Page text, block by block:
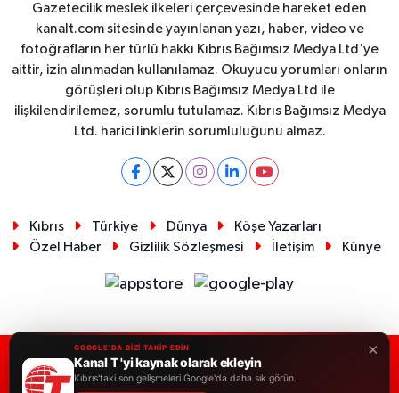
Gazetecilik meslek ilkeleri çerçevesinde hareket eden
kanalt.com sitesinde yayınlanan yazı, haber, video ve
fotoğrafların her türlü hakkı Kıbrıs Bağımsız Medya Ltd'ye
aittir, izin alınmadan kullanılamaz. Okuyucu yorumları onların
görüşleri olup Kıbrıs Bağımsız Medya Ltd ile
ilişkilendirilemez, sorumlu tutulamaz. Kıbrıs Bağımsız Medya
Ltd. harici linklerin sorumluluğunu almaz.
Kıbrıs Türkiye Dünya
Köşe Yazarları
Özel Haber
Gizlilik Sözleşmesi İletişim Künye
RSS Copyright © 2026. Her hakkı saklıdır.
×
GOOGLE'DA BİZİ TAKİP EDİN
Kanal T 'yi kaynak olarak ekleyin
Kıbrıs'taki son gelişmeleri Google'da daha sık görün.